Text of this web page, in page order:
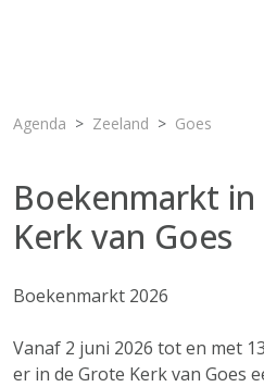
Agenda Zeeland Goes
Boekenmarkt
Kerk van Goes
Boekenmarkt 2026
Vanaf 2 juni 2026 tot en met
er in de Grote Kerk van Goes